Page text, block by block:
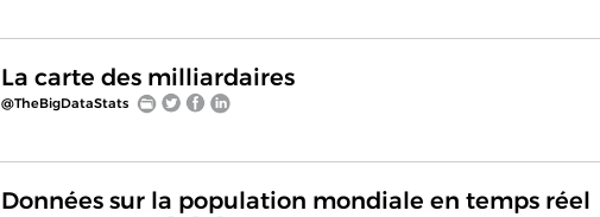
La carte des milliardaires
@TheBigDataStats
Données sur la population mondiale en temps réel